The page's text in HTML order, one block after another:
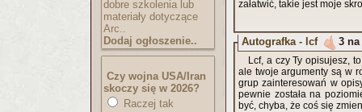
dobre szkolenia lub
materiały dotyczące
Arc..
Dodaj ogłoszenie..
Czy wojna USA/Iran
skoczy się w 2026?
Raczej tak
załatwić, takie jest moje
Autografka - lcf 3 na
Lcf, a czy Ty opisujesz,
ale twoje argumenty są w
grup zainteresowań w
pewnie została na
być, chyba, że coś się